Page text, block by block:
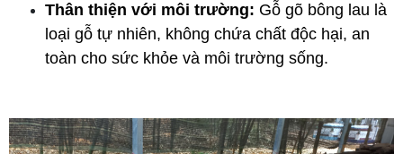
Thân thiện với môi trường: Gỗ gõ bông lau là
loại gỗ tự nhiên, không chứa chất độc hại, an
toàn cho sức khỏe và môi trường sống.